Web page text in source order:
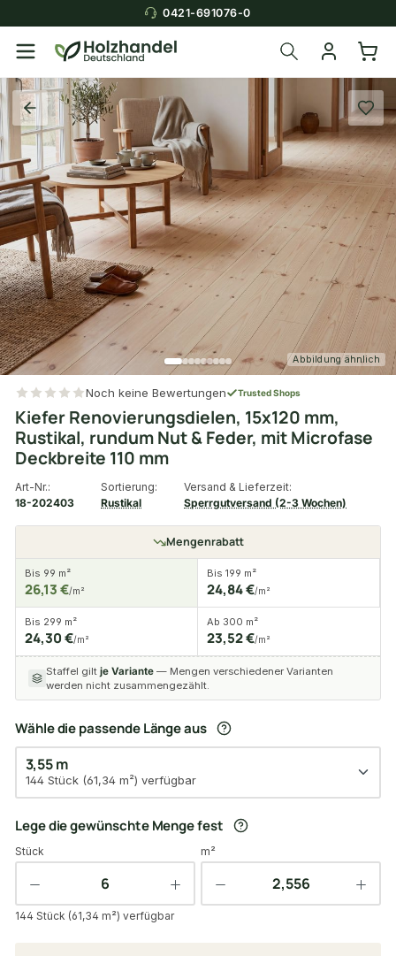
0421-691076-0
Abbildung ähnlich
Noch keine Bewertungen Trusted Shops
Kiefer Renovierungsdielen, 15x120 mm,
Rustikal, rundum Nut & Feder, mit Microfase
Deckbreite 110 mm
Art-Nr.:
18-202403
Sortierung:
Rustikal
Versand & Lieferzeit:
Sperrgutversand (2-3 Wochen)
Mengenrabatt
Bis 99 m²
26,13 €/m²
Bis 199 m²
24,84 €/m²
Bis 299 m²
24,30 €/m²
Ab 300 m²
23,52 €/m²
Staffel gilt je Variante — Mengen verschiedener Varianten
werden nicht zusammengezählt.
Wähle die passende Länge aus
3,55 m
144 Stück (61,34 m²) verfügbar
Lege die gewünschte Menge fest
Stück m²
144 Stück (61,34 m²) verfügbar